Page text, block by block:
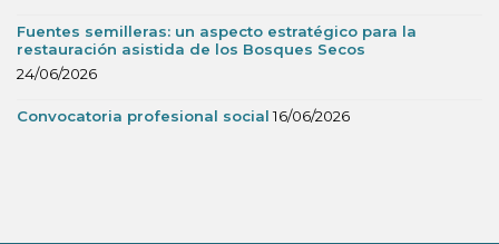
Fuentes semilleras: un aspecto estratégico para la
restauración asistida de los Bosques Secos
24/06/2026
Convocatoria profesional social 16/06/2026